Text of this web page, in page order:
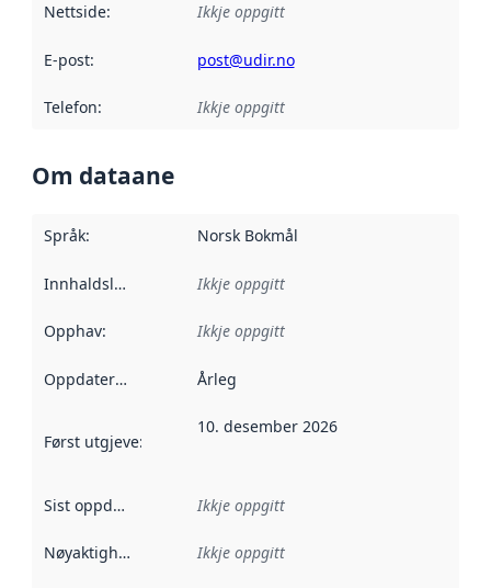
Nettside: Ikkje oppgitt
E-post: post@udir.no
Telefon: Ikkje oppgitt
Om dataane
Språk: Norsk Bokmål
Innhaldsleverandørar :
Ikkje oppgitt
Opphav: Ikkje oppgitt
Oppdateringsfrekvens :
Årleg
Først utgjeve:
10. desember 2026
Sist oppdatert Ikkje oppgitt
Nøyaktigheit Ikkje oppgitt